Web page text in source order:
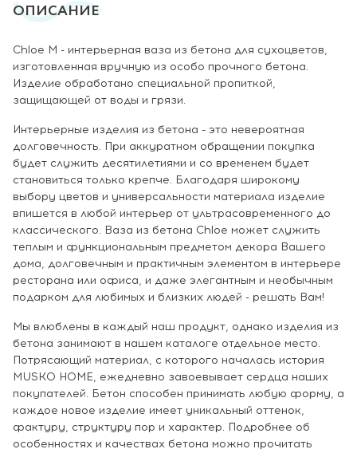
ОПИСАНИЕ
Chloe M - интерьерная ваза из бетона для сухоцветов,
изготовленная вручную из особо прочного бетона.
Изделие обработано специальной пропиткой,
защищающей от воды и грязи.
Интерьерные изделия из бетона - это невероятная
долговечность. При аккуратном обращении покупка
будет служить десятилетиями и со временем будет
становиться только крепче. Благодаря широкому
выбору цветов и универсальности материала изделие
впишется в любой интерьер от ультрасовременного до
классического. Ваза из бетона Chloe может служить
теплым и функциональным предметом декора Вашего
дома, долговечным и практичным элементом в интерьере
ресторана или офиса, и даже элегантным и необычным
подарком для любимых и близких людей - решать Вам!
Мы влюблены в каждый наш продукт, однако изделия из
бетона занимают в нашем каталоге отдельное место.
Потрясающий материал, с которого началась история
MUSKO HOME, ежедневно завоевывает сердца наших
покупателей. Бетон способен принимать любую форму, а
каждое новое изделие имеет уникальный оттенок,
фактуру, структуру пор и характер. Подробнее об
особенностях и качествах бетона можно прочитать